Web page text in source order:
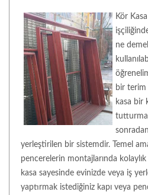
Kör
ne
bir terim
kasa bir
yerleştirilen bir sistemdir. Temel
pencerelerin montajlarında
kasa sayesinde evinizde veya iş
yaptırmak istediğiniz kapı veya